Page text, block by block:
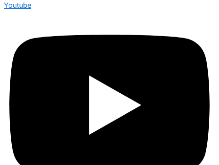
Youtube